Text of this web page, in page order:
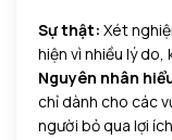
Sự thật: Xét
hiện vì nhiều lý do,
Nguyên nhân
chỉ dành cho các
người bỏ qua lợi